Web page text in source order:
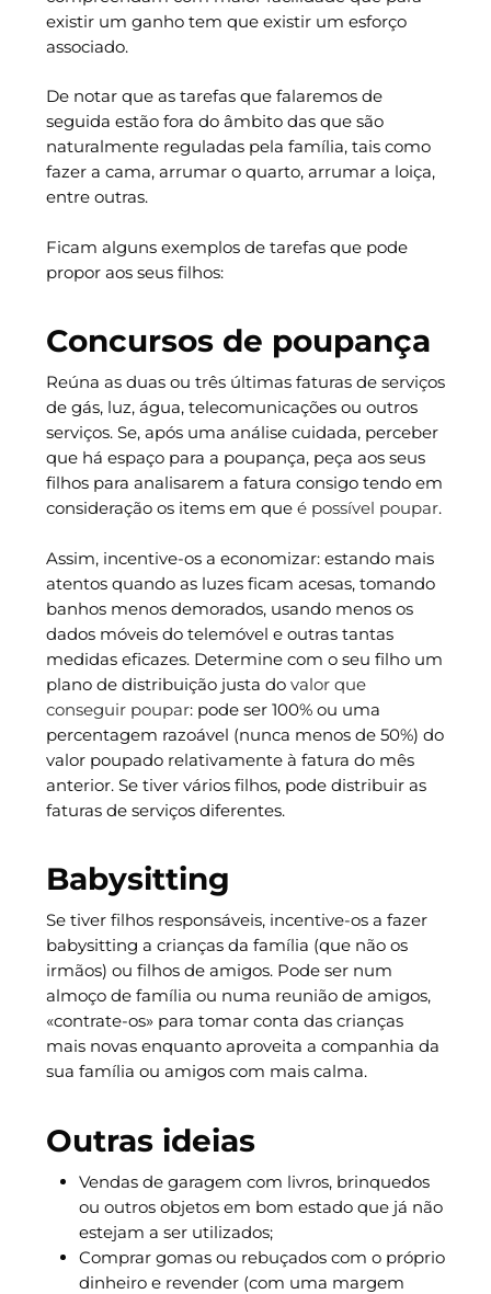
existir um ganho tem que existir um esforço
associado.
De notar que as tarefas que falaremos de
seguida estão fora do âmbito das que são
naturalmente reguladas pela família, tais como
fazer a cama, arrumar o quarto, arrumar a loiça,
entre outras.
Ficam alguns exemplos de tarefas que pode
propor aos seus filhos:
Concursos de poupança
Reúna as duas ou três últimas faturas de serviços
de gás, luz, água, telecomunicações ou outros
serviços. Se, após uma análise cuidada, perceber
que há espaço para a poupança, peça aos seus
filhos para analisarem a fatura consigo tendo em
consideração os items em que é possível poupar.
Assim, incentive-os a economizar: estando mais
atentos quando as luzes ficam acesas, tomando
banhos menos demorados, usando menos os
dados móveis do telemóvel e outras tantas
medidas eficazes. Determine com o seu filho um
plano de distribuição justa do valor que
conseguir poupar: pode ser 100% ou uma
percentagem razoável (nunca menos de 50%) do
valor poupado relativamente à fatura do mês
anterior. Se tiver vários filhos, pode distribuir as
faturas de serviços diferentes.
Babysitting
Se tiver filhos responsáveis, incentive-os a fazer
babysitting a crianças da família (que não os
irmãos) ou filhos de amigos. Pode ser num
almoço de família ou numa reunião de amigos,
«contrate-os» para tomar conta das crianças
mais novas enquanto aproveita a companhia da
sua família ou amigos com mais calma.
Outras ideias
Vendas de garagem com livros, brinquedos
ou outros objetos em bom estado que já não
estejam a ser utilizados;
Comprar gomas ou rebuçados com o próprio
dinheiro e revender (com uma margem